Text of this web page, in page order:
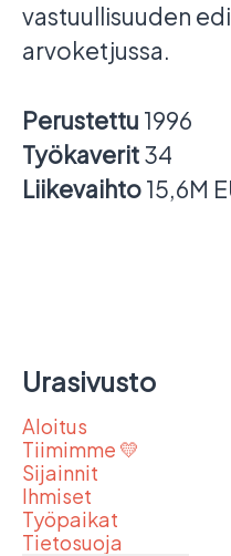
vastuullisuuden
arvoketjussa.
Perustettu 1996
Työkaverit34
Liikevaihto15,6M
Urasivusto
Aloitus
Tiimimme 💛
Sijainnit
Ihmiset
Työpaikat
Tietosuoja